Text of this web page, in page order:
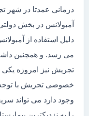
درمانی عمدتا در شهر
آمبولانس در بخش
دلیل استفاده از
می رسد. و همچنین
تجریش نیز امروزه
خصوصی تجریش با
وجود دارد می تواند